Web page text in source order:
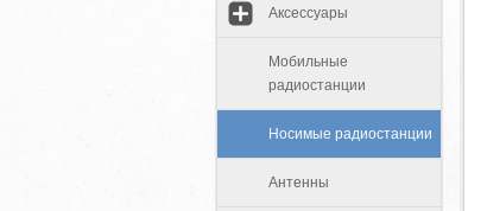
Аксессуары
Мобильные
радиостанции
Носимые радиостанции
Антенны